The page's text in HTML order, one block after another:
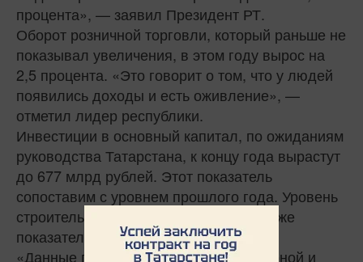
процента», — заявил Президент РТ.
Оборот розничной торговли, который раньше не
показывал увеличения, в этом году вырос на
2,5 процента. «Это говорит о том, что у людей
появились доходы и есть оживление», —
отметил лидер республики.
Инвестиции в основный капитал, по ожиданиям
руководства Татарстана, к концу года вырастут
до 677 млрд рублей. Этот показатель
сопоставим с уровнем прошлого года. Уровень
строительных работ сохранился не ниже
показателя прошлого года.
«Данные показатели — итог планомерной и